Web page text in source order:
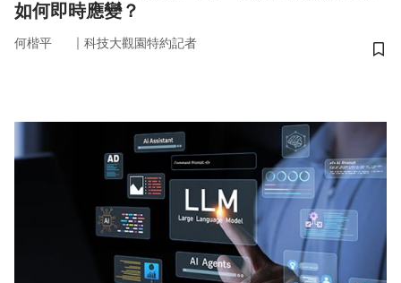
如何即時應變？
何楷平 ｜ 科技大觀園特約記者
儲